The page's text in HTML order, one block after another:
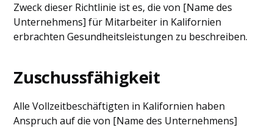
Zweck dieser Richtlinie ist es, die von [Name des
Unternehmens] für Mitarbeiter in Kalifornien
erbrachten Gesundheitsleistungen zu beschreiben.
Zuschussfähigkeit
Alle Vollzeitbeschäftigten in Kalifornien haben
Anspruch auf die von [Name des Unternehmens]